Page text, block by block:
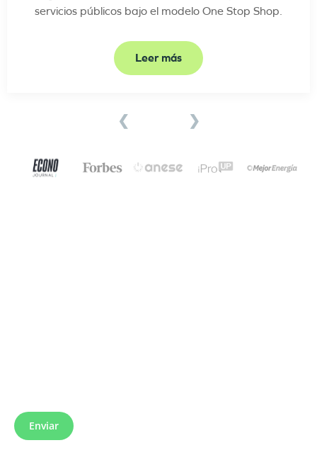
❮ ❯
servicios públicos bajo el modelo One Stop Shop.
Leer más
Enviar